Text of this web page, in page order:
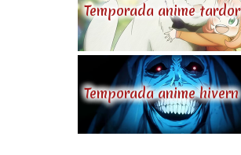
Temporada anime tardor
Temporada anime hivern